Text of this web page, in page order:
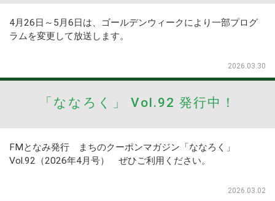
4月26日～5月6日は、ゴールデンウィークにより一部プログ
ラムを変更して放送します。
2026.03.30
「ななろく」 Vol.92 発行中！
FMとなみ発行 まちのクーポンマガジン「ななろく」
Vol.92（2026年4月号） ぜひご利用ください。
2026.03.02